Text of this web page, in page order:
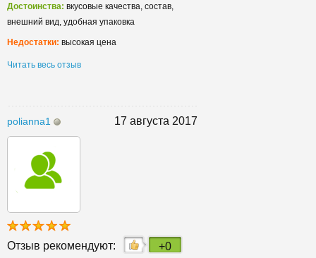
Достоинства: вкусовые качества, состав,
внешний вид, удобная упаковка
Недостатки: высокая цена
Читать весь отзыв
polianna1 17 августа 2017
Отзыв рекомендуют: +0